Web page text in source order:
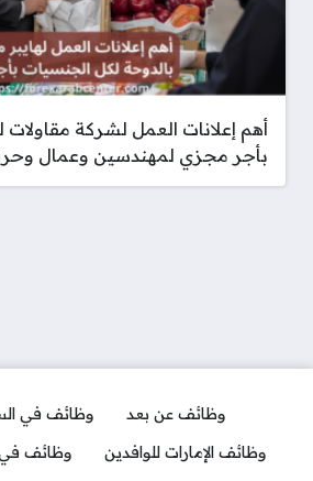
أهم إعلانات العمل لشركة
بأجر مجزي لمهندسين وعمال
وظائف عن بعد
وظائف في
وظائف الإمارات للوافدين
وظائف في